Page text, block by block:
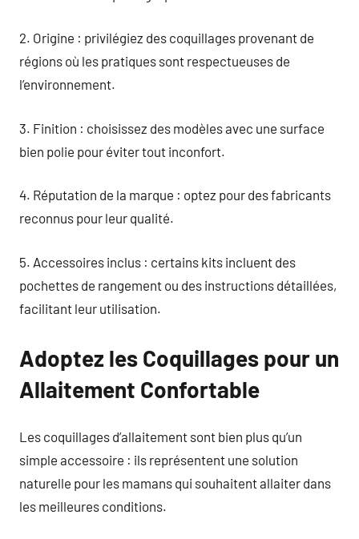
2. Origine : privilégiez des coquillages provenant de
régions où les pratiques sont respectueuses de
l’environnement.
3. Finition : choisissez des modèles avec une surface
bien polie pour éviter tout inconfort.
4. Réputation de la marque : optez pour des fabricants
reconnus pour leur qualité.
5. Accessoires inclus : certains kits incluent des
pochettes de rangement ou des instructions détaillées,
facilitant leur utilisation.
Adoptez les Coquillages pour un
Allaitement Confortable
Les coquillages d’allaitement sont bien plus qu’un
simple accessoire : ils représentent une solution
naturelle pour les mamans qui souhaitent allaiter dans
les meilleures conditions.